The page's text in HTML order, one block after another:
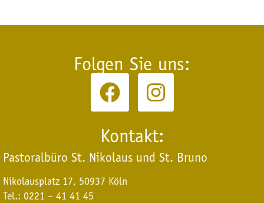
Folgen Sie uns:
Kontakt:
Pastoralbüro St. Nikolaus und St. Bruno
Nikolausplatz 17, 50937 Köln
Tel.: 0221 – 41 41 45